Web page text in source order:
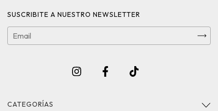
SUSCRIBITE A NUESTRO NEWSLETTER
CATEGORÍAS